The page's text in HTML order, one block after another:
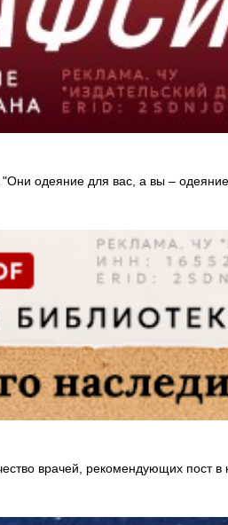
одеяние для вас, а вы –
врачей, рекомендующих пост в